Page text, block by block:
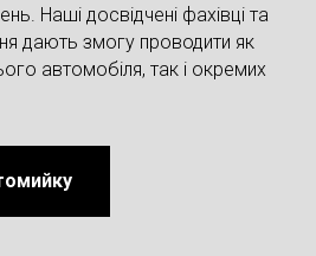
Наші досвідчені фахівці та
дають змогу проводити як
автомобіля, так і окремих